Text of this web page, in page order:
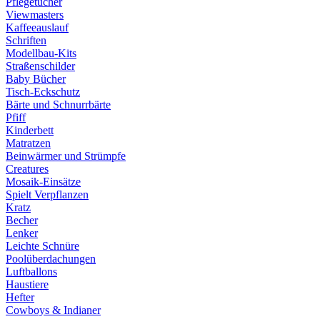
Viewmasters
Kaffeeauslauf
Schriften
Modellbau-Kits
Straßenschilder
Baby Bücher
Tisch-Eckschutz
Bärte und Schnurrbärte
Pfiff
Kinderbett
Matratzen
Beinwärmer und Strümpfe
Creatures
Mosaik-Einsätze
Spielt Verpflanzen
Kratz
Becher
Lenker
Leichte Schnüre
Poolüberdachungen
Luftballons
Haustiere
Hefter
Cowboys & Indianer